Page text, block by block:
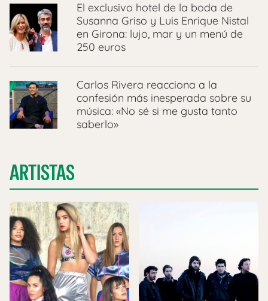
El exclusivo hotel de la boda de
Susanna Griso y Luis Enrique Nistal
en Girona: lujo, mar y un menú de
250 euros
Carlos Rivera reacciona a la
confesión más inesperada sobre su
música: «No sé si me gusta tanto
saberlo»
ARTISTAS